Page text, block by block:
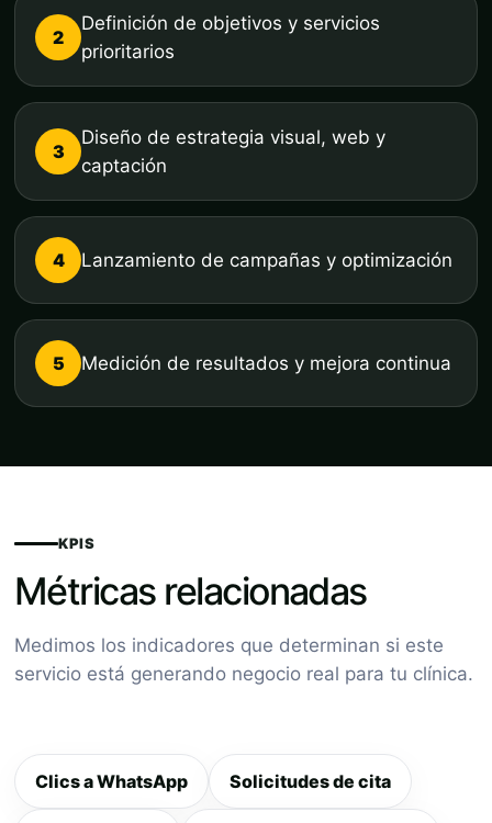
2
Definición de objetivos y servicios
prioritarios
3
Diseño de estrategia visual, web y
captación
4 Lanzamiento de campañas y optimización
5 Medición de resultados y mejora continua
KPIS
Métricas relacionadas
Medimos los indicadores que determinan si este
servicio está generando negocio real para tu clínica.
Clics a WhatsApp Solicitudes de cita